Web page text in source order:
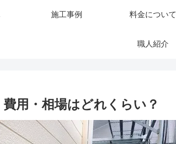
施工事例 料金について
職人紹介
費用・相場はどれくらい？